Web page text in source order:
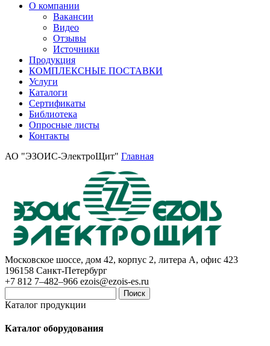
О компании
Вакансии
Видео
Отзывы
Источники
Продукция
КОМПЛЕКСНЫЕ ПОСТАВКИ
Услуги
Каталоги
Сертификаты
Библиотека
Опросные листы
Контакты
АО "ЭЗОИС-ЭлектроЩит" Главная
Московское шоссе, дом 42, корпус 2, литера А, офис 423
196158 Санкт-Петербург
+7 812 7–482–966 ezois@ezois-es.ru
Поиск
Каталог продукции
Каталог оборудования